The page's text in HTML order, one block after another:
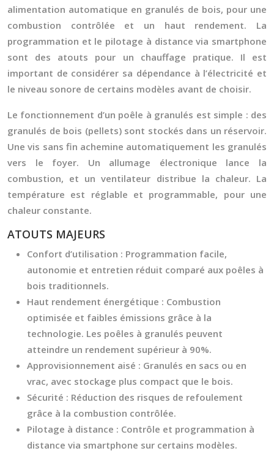
alimentation automatique en granulés de bois, pour une
combustion contrôlée et un haut rendement. La
programmation et le pilotage à distance via smartphone
sont des atouts pour un chauffage pratique. Il est
important de considérer sa dépendance à l’électricité et
le niveau sonore de certains modèles avant de choisir.
Le fonctionnement d’un poêle à granulés est simple : des
granulés de bois (pellets) sont stockés dans un réservoir.
Une vis sans fin achemine automatiquement les granulés
vers le foyer. Un allumage électronique lance la
combustion, et un ventilateur distribue la chaleur. La
température est réglable et programmable, pour une
chaleur constante.
ATOUTS MAJEURS
Confort d’utilisation : Programmation facile,
autonomie et entretien réduit comparé aux poêles à
bois traditionnels.
Haut rendement énergétique : Combustion
optimisée et faibles émissions grâce à la
technologie. Les poêles à granulés peuvent
atteindre un rendement supérieur à 90%.
Approvisionnement aisé : Granulés en sacs ou en
vrac, avec stockage plus compact que le bois.
Sécurité : Réduction des risques de refoulement
grâce à la combustion contrôlée.
Pilotage à distance : Contrôle et programmation à
distance via smartphone sur certains modèles.